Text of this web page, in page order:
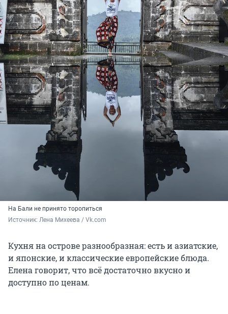
На Бали не принято торопиться
Источник: Лена Михеева / Vk.com
Кухня на острове разнообразная: есть и азиатские,
и японские, и классические европейские блюда.
Елена говорит, что всё достаточно вкусно и
доступно по ценам.